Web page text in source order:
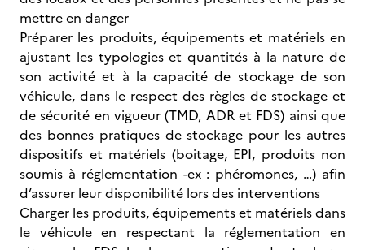
mettre en danger
Préparer les produits, équipements et matériels en
ajustant les typologies et quantités à la nature de
son activité et à la capacité de stockage de son
véhicule, dans le respect des règles de stockage et
de sécurité en vigueur (TMD, ADR et FDS) ainsi que
des bonnes pratiques de stockage pour les autres
dispositifs et matériels (boitage, EPI, produits non
soumis à réglementation -ex : phéromones, …) afin
d’assurer leur disponibilité lors des interventions
Charger les produits, équipements et matériels dans
le véhicule en respectant la réglementation en